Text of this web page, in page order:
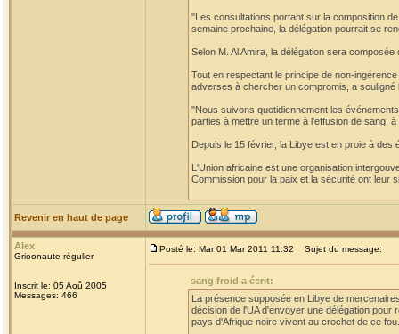
"Les consultations portant sur la composition
semaine prochaine, la délégation pourrait se
Selon M. Al Amira, la délégation sera
Tout en respectant le principe de non-
adverses à chercher un compromis, a
"Nous suivons quotidiennement les
parties à mettre un terme à l'effusion de sang,
Depuis le 15 février, la Libye est en proie à
L'Union africaine est une organisation
Commission pour la paix et la sécurité ont leur
Revenir en haut de page
Alex
Grioonaute régulier
Inscrit le: 05 Aoû 2005
Messages: 466
Posté le: Mar 01 Mar 2011 11:32 Sujet du message:
sang froid a écrit:
La présence supposée en Libye de
décision de l'UA d'envoyer une délégation pour
pays d'Afrique noire vivent au crochet de ce fou.